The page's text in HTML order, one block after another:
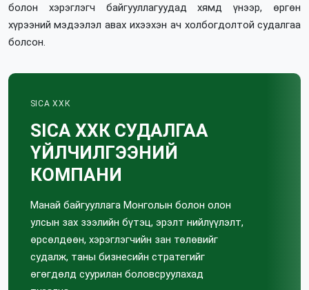
болон хэрэглэгч байгууллагуудад хямд үнээр, өргөн
хүрээний мэдээлэл авах ихээхэн ач холбогдолтой судалгаа
болсон.
SICA ХХК
SICA ХХК СУДАЛГАА
ҮЙЛЧИЛГЭЭНИЙ
КОМПАНИ
Манай байгууллага Монголын болон олон
улсын зах зээлийн бүтэц, эрэлт нийлүүлэлт,
өрсөлдөөн, хэрэглэгчийн зан төлөвийг
судалж, таны бизнесийн стратегийг
өгөгдөлд суурилан боловсруулахад